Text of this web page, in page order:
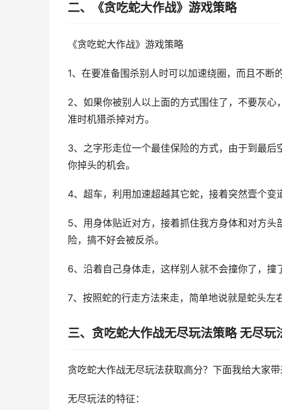
二、《贪吃蛇大作战》游戏策略
《贪吃蛇大作战》游戏策略
1、在要准备围杀别人时可以加速绕圈，而且不断
2、如果你被别人以上面的方式围住了，不要灰
准时机猎杀掉对方。
3、之字形走位一个最佳保险的方式，由于到最
你掉头的机会。
4、超车，利用加速超越其它蛇，接着突然壹个变
5、用身体贴近对方，接着抓住我方身体和对方
险，搞不好会被反杀。
6、沿着自己身体走，这样别人就不会撞你了，撞
7、按照蛇的行走方法来走，简单地说就是蛇头左
三、贪吃蛇大作战无尽玩法策略 无尽玩
贪吃蛇大作战无尽玩法获取高分？下面我给大家
无尽玩法的特征：